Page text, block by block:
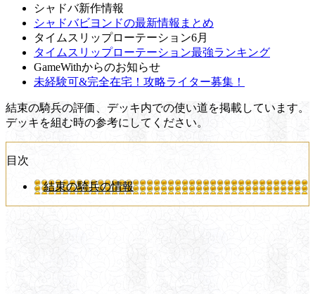
シャドバ新作情報
シャドバビヨンドの最新情報まとめ
タイムスリップローテーション6月
タイムスリップローテーション最強ランキング
GameWithからのお知らせ
未経験可&完全在宅！攻略ライター募集！
結束の騎兵の評価、デッキ内での使い道を掲載しています。
デッキを組む時の参考にしてください。
目次
結束の騎兵の情報